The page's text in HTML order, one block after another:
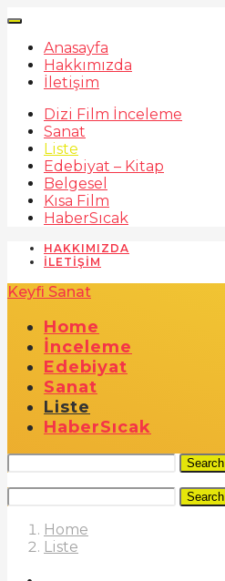
Anasayfa
Hakkımızda
İletişim
Dizi Film İnceleme
Sanat
Liste
Edebiyat – Kitap
Belgesel
Kısa Film
HaberSıcak
HAKKIMIZDA
İLETIŞIM
Keyfi Sanat
Home
İnceleme
Edebiyat
Sanat
Liste
HaberSıcak
Search
Search
Home
Liste